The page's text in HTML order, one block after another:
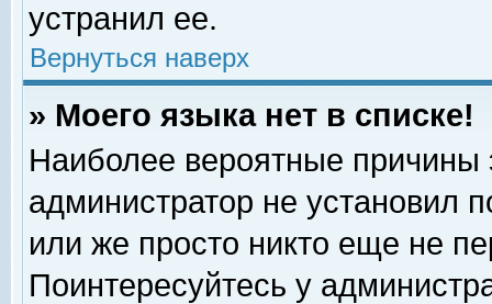
устранил ее.
Вернуться наверх
» Моего языка нет в списке!
Наиболее вероятные причины
администратор не установил
или же просто никто еще не
Поинтересуйтесь у